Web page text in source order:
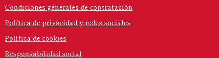
Condiciones generales de contratación
Política de privacidad y redes sociales
Política de cookies
Responsabilidad social